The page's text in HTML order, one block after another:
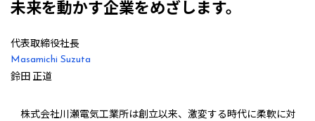
未来を動かす企業をめざします。
代表取締役社長
Masamichi Suzuta
鈴田 正道
株式会社川瀬電気工業所は創立以来、激変する時代に柔軟に対